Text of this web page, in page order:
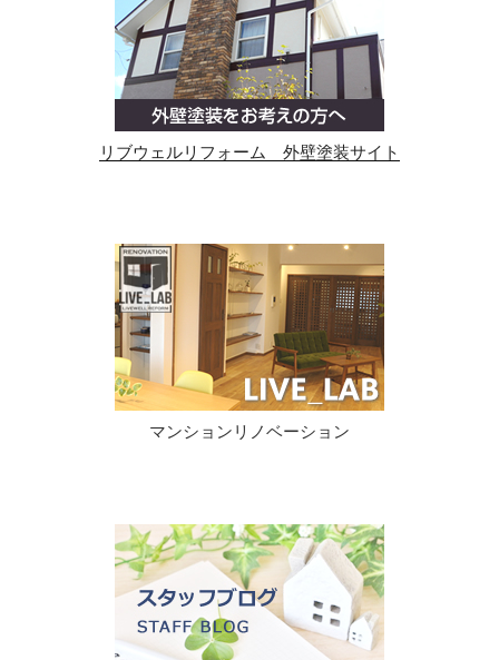
リブウェルリフォーム 外壁塗装サイト
マンションリノベーション